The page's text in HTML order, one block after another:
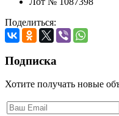
Поделиться:
Подписка
Хотите получать новые